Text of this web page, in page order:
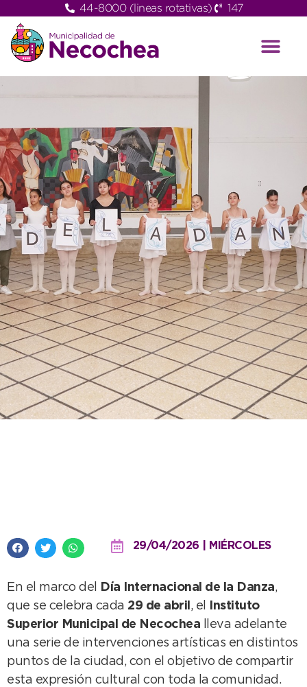
44-8000 (lineas rotativas) 147
29/04/2026 | MIÉRCOLES
En el marco del Día Internacional de la Danza,
que se celebra cada 29 de abril , el
Instituto
Superior Municipal de Necochea lleva adelante
una serie de intervenciones artísticas en distintos
puntos de la ciudad, con el objetivo de compartir
esta expresión cultural con toda la comunidad.